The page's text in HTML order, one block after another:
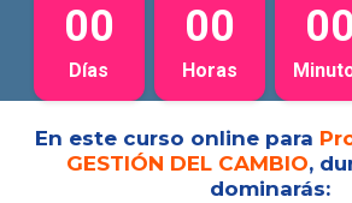
00
Días
00
Horas
00
En este curso online para
GESTIÓN DEL CAMBIO,
dominarás: